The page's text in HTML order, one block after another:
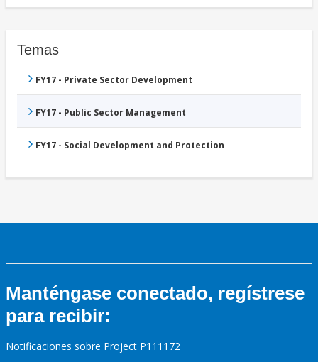
Temas
FY17 - Private Sector Development
FY17 - Public Sector Management
FY17 - Social Development and Protection
Manténgase conectado, regístrese
para recibir:
Notificaciones sobre Project P111172